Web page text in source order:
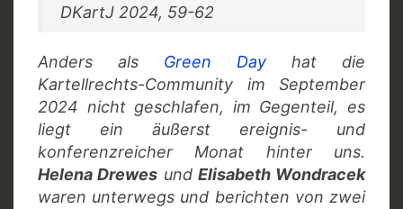
DKartJ 2024, 59-62
Anders als Green Day hat die
Kartellrechts-Community im September
2024 nicht geschlafen, im Gegenteil, es
liegt ein äußerst ereignis- und
konferenzreicher Monat hinter uns.
Helena Drewes und Elisabeth Wondracek
waren unterwegs und berichten von zwei